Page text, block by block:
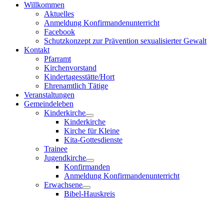
Willkommen
Aktuelles
Anmeldung Konfirmandenunterricht
Facebook
Schutzkonzept zur Prävention sexualisierter Gewalt
Kontakt
Pfarramt
Kirchenvorstand
Kindertagesstätte/Hort
Ehrenamtlich Tätige
Veranstaltungen
Gemeindeleben
Kinderkirche
Kinderkirche
Kirche für Kleine
Kita-Gottesdienste
Trainee
Jugendkirche
Konfirmanden
Anmeldung Konfirmandenunterricht
Erwachsene
Bibel-Hauskreis